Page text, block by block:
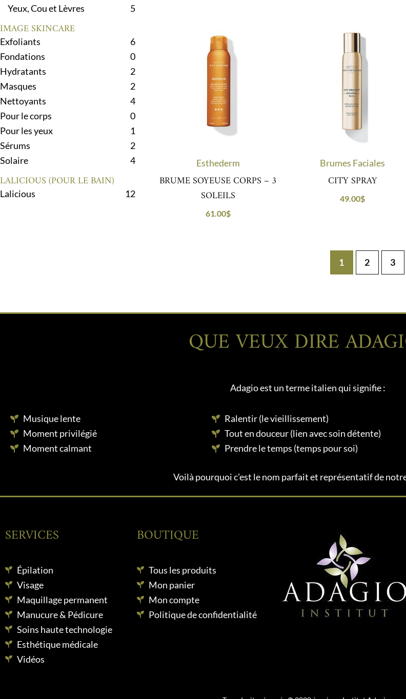
Yeux, Cou et Lèvres
5
IMAGE SKINCARE
Exfoliants
6
Fondations
0
Hydratants
2
Masques
2
Nettoyants
4
Pour le corps
0
Pour les yeux
1
Sérums
2
Solaire
4
LALICIOUS (POUR LE BAIN)
Lalicious 12
Esthederm
BRUME SOYEUSE CORPS – 3
SOLEILS
61.00$
Brumes Faciales
CITY SPRAY
49.00$
1 2 3
QUE VEUX DIRE
Adagio est un terme italien qui signifie :
Musique lente
Moment privilégié
Moment calmant
Ralentir (le vieillissement)
Tout en douceur (lien avec soin détente)
Prendre le temps (temps pour soi)
Voilà pourquoi c’est le nom parfait et représentatif de
SERVICES
Épilation
Visage
Maquillage permanent
Manucure & Pédicure
Soins haute technologie
Esthétique médicale
Vidéos
BOUTIQUE
Tous les produits
Mon panier
Mon compte
Politique de confidentialité